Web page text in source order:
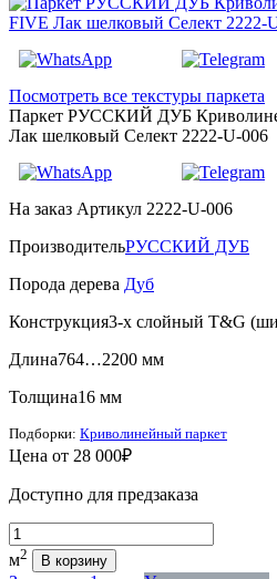
Посмотреть все текстуры паркета
Паркет РУССКИЙ ДУБ
Лак шелковый Селект 2222-U-006
На заказ Артикул 2222-U-006
ПроизводительРУССКИЙ ДУБ
Порода дерева Дуб
Конструкция3-х слойный T&G
Длина764…2200 мм
Толщина16 мм
Подборки: Криволинейный паркет
Цена от 28 000₽
Доступно для предзаказа
Количество
м2 В корзину